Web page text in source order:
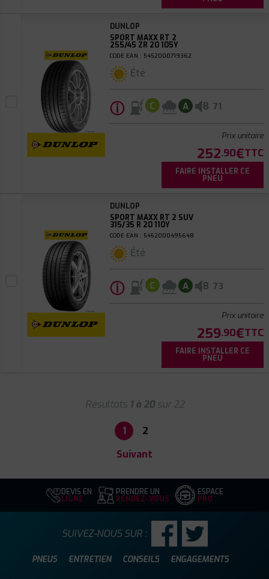
DUNLOP
SPORT MAXX RT 2
255/45 ZR 20 105Y
CODE EAN : 5452000719362
Été
ⓘ C A B 71
Prix unitaire
252.90€TTC
FAIRE INSTALLER CE
PNEU
DUNLOP
SPORT MAXX RT 2 SUV
315/35 R 20 110Y
CODE EAN : 5452000495648
Été
ⓘ C A B 73
Prix unitaire
259.90€TTC
FAIRE INSTALLER CE
PNEU
Résultats 1 à 20sur 22
1
2
Suivant
DEVIS EN
LIGNE
PRENDRE UN
RENDEZ-VOUS
ESPACE
PRO
PNEUS ENTRETIEN CONSEILS ENGAGEMENTS
SUIVEZ-NOUS SUR :